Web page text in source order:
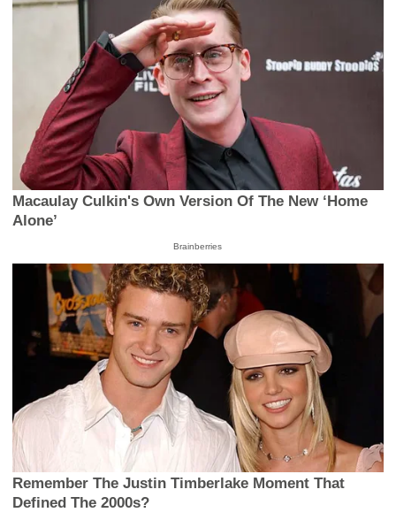
Macaulay Culkin's Own Version Of The New ‘Home
Alone’
Brainberries
Remember The Justin Timberlake Moment That
Defined The 2000s?